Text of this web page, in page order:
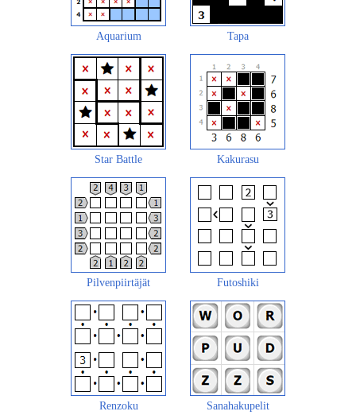
Aquarium Tapa
Star Battle Kakurasu
Pilvenpiirtäjät Futoshiki
Renzoku Sanahakupelit